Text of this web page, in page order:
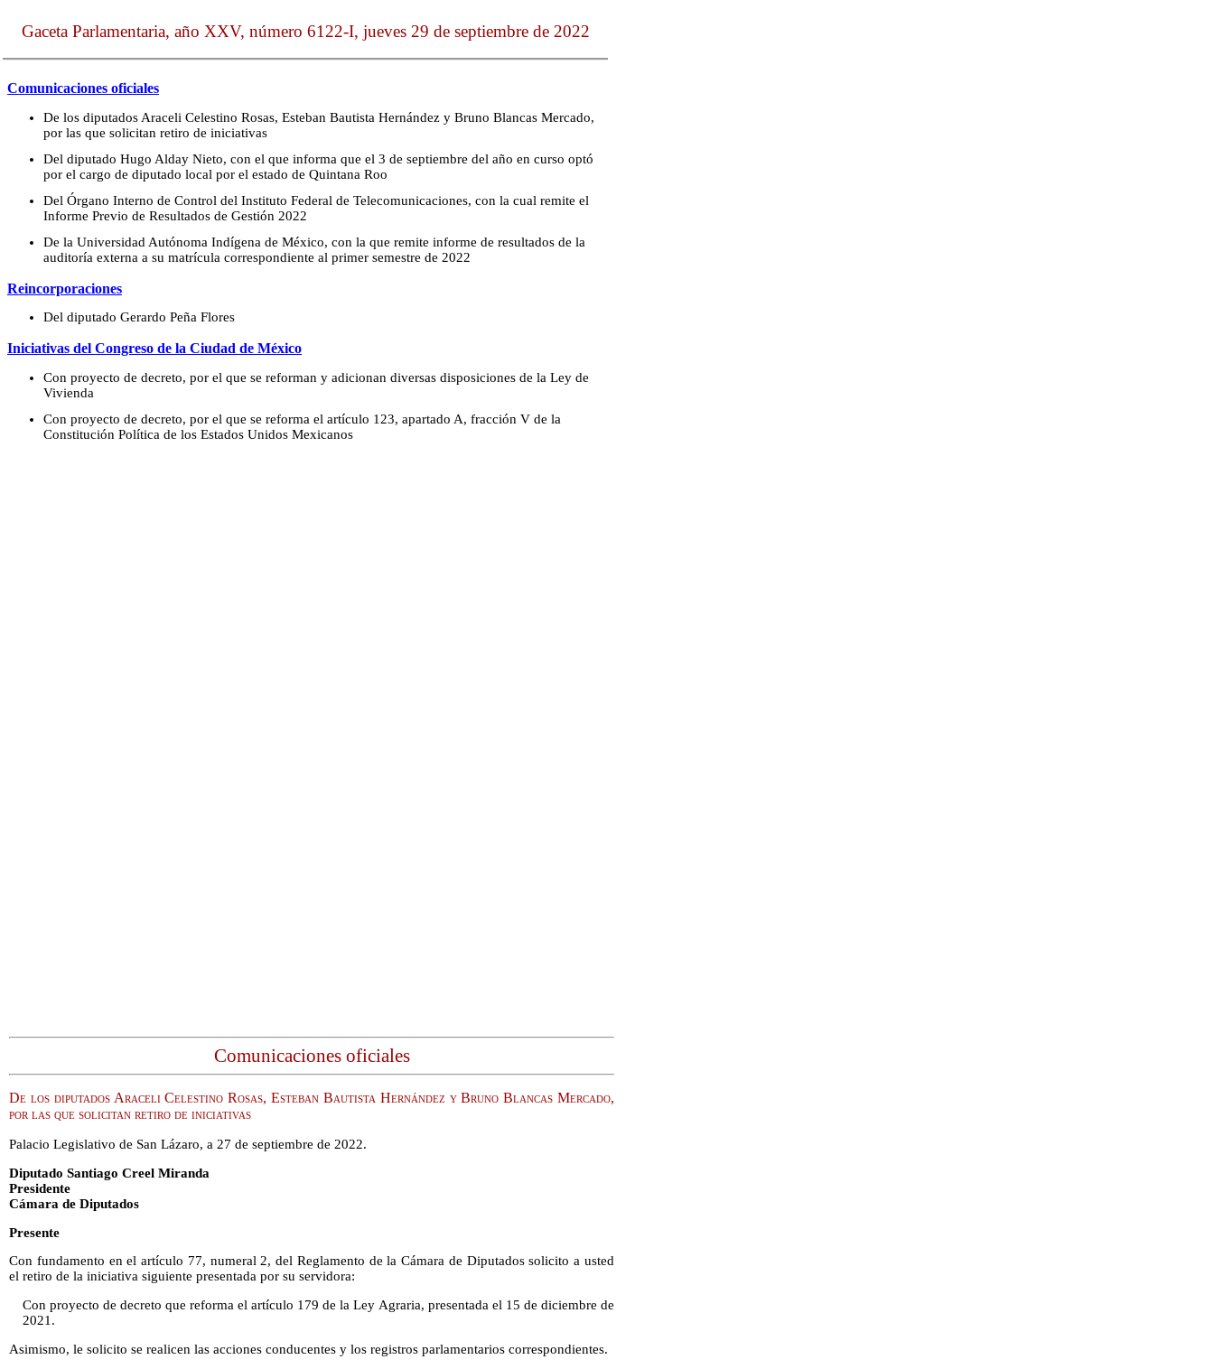
Gaceta Parlamentaria, año XXV, número 6122-I, jueves 29 de septiembre de 2022
Comunicaciones oficiales
De los diputados Araceli Celestino Rosas, Esteban Bautista Hernández y Bruno Blancas Mercado,
por las que solicitan retiro de iniciativas
Del diputado Hugo Alday Nieto, con el que informa que el 3 de septiembre del año en curso optó
por el cargo de diputado local por el estado de Quintana Roo
Del Órgano Interno de Control del Instituto Federal de Telecomunicaciones, con la cual remite el
Informe Previo de Resultados de Gestión 2022
De la Universidad Autónoma Indígena de México, con la que remite informe de resultados de la
auditoría externa a su matrícula correspondiente al primer semestre de 2022
Reincorporaciones
Del diputado Gerardo Peña Flores
Iniciativas del Congreso de la Ciudad de México
Con proyecto de decreto, por el que se reforman y adicionan diversas disposiciones de la Ley de
Vivienda
Con proyecto de decreto, por el que se reforma el artículo 123, apartado A, fracción V de la
Constitución Política de los Estados Unidos Mexicanos
Comunicaciones oficiales
De los diputados Araceli Celestino Rosas, Esteban Bautista Hernández y Bruno Blancas Mercado,
por las que solicitan retiro de iniciativas
Palacio Legislativo de San Lázaro, a 27 de septiembre de 2022.
Diputado Santiago Creel Miranda
Presidente
Cámara de Diputados
Presente
Con fundamento en el artículo 77, numeral 2, del Reglamento de la Cámara de Diputados solicito a usted
el retiro de la iniciativa siguiente presentada por su servidora:
Con proyecto de decreto que reforma el artículo 179 de la Ley Agraria, presentada el 15 de diciembre de
2021.
Asimismo, le solicito se realicen las acciones conducentes y los registros parlamentarios correspondientes.